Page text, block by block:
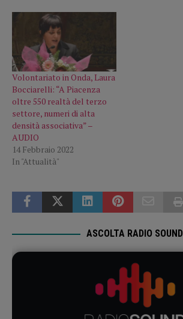
Volontariato in Onda, Laura
Bocciarelli: “A Piacenza
oltre 550 realtà del terzo
settore, numeri di alta
densità associativa” –
AUDIO
14 Febbraio 2022
In "Attualità"
ASCOLTA RADIO SOUND